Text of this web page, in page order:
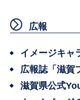
広報
イメージキャ
広報誌「滋賀
滋賀県公式